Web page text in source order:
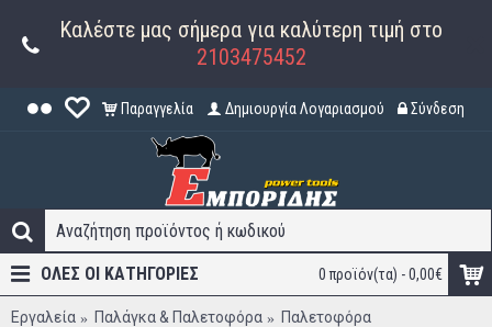
Καλέστε μας σήμερα για καλύτερη τιμή στο
2103475452
Παραγγελία Δημιουργία Λογαριασμού Σύνδεση
0 προϊόν(τα) - 0,00€
ΟΛΕΣ ΟΙ ΚΑΤΗΓΟΡΊΕΣ
Εργαλεία Παλάγκα & Παλετοφόρα
Παλετοφόρα